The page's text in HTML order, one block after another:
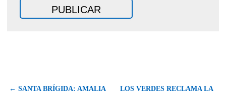
← SANTA BRÍGIDA: AMALIA
LOS VERDES RECLAMA LA